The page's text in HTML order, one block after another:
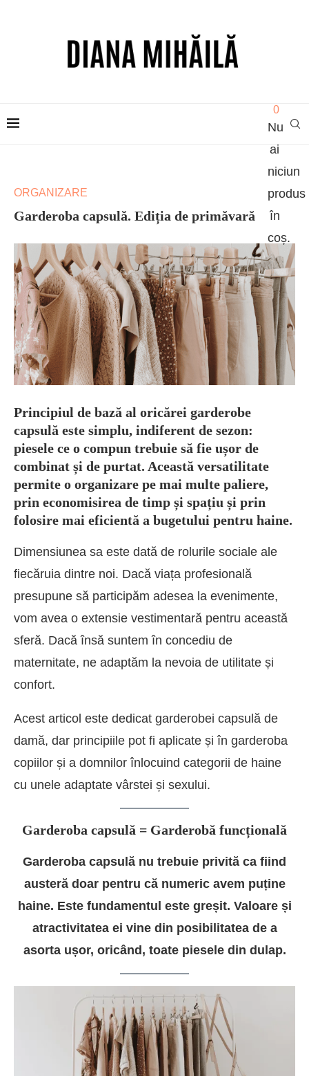
0
Nu
ai
niciun
produs
în
coș.
ORGANIZARE
Garderoba capsulă. Ediția de primăvară
Principiul de bază al oricărei garderobe
capsulă este simplu, indiferent de sezon:
piesele ce o compun trebuie să fie ușor de
combinat și de purtat. Această versatilitate
permite o organizare pe mai multe paliere,
prin economisirea de timp și spațiu și prin
folosire mai eficientă a bugetului pentru haine.
Dimensiunea sa este dată de rolurile sociale ale
fiecăruia dintre noi. Dacă viața profesională
presupune să participăm adesea la evenimente,
vom avea o extensie vestimentară pentru această
sferă. Dacă însă suntem în concediu de
maternitate, ne adaptăm la nevoia de utilitate și
confort.
Acest articol este dedicat garderobei capsulă de
damă, dar principiile pot fi aplicate și în garderoba
copiilor și a domnilor înlocuind categorii de haine
cu unele adaptate vârstei și sexului.
Garderoba capsulă = Garderobă funcțională
Garderoba capsulă nu trebuie privită ca fiind
austeră doar pentru că numeric avem puține
haine. Este fundamentul este greșit. Valoare și
atractivitatea ei vine din posibilitatea de a
asorta ușor, oricând, toate piesele din dulap.